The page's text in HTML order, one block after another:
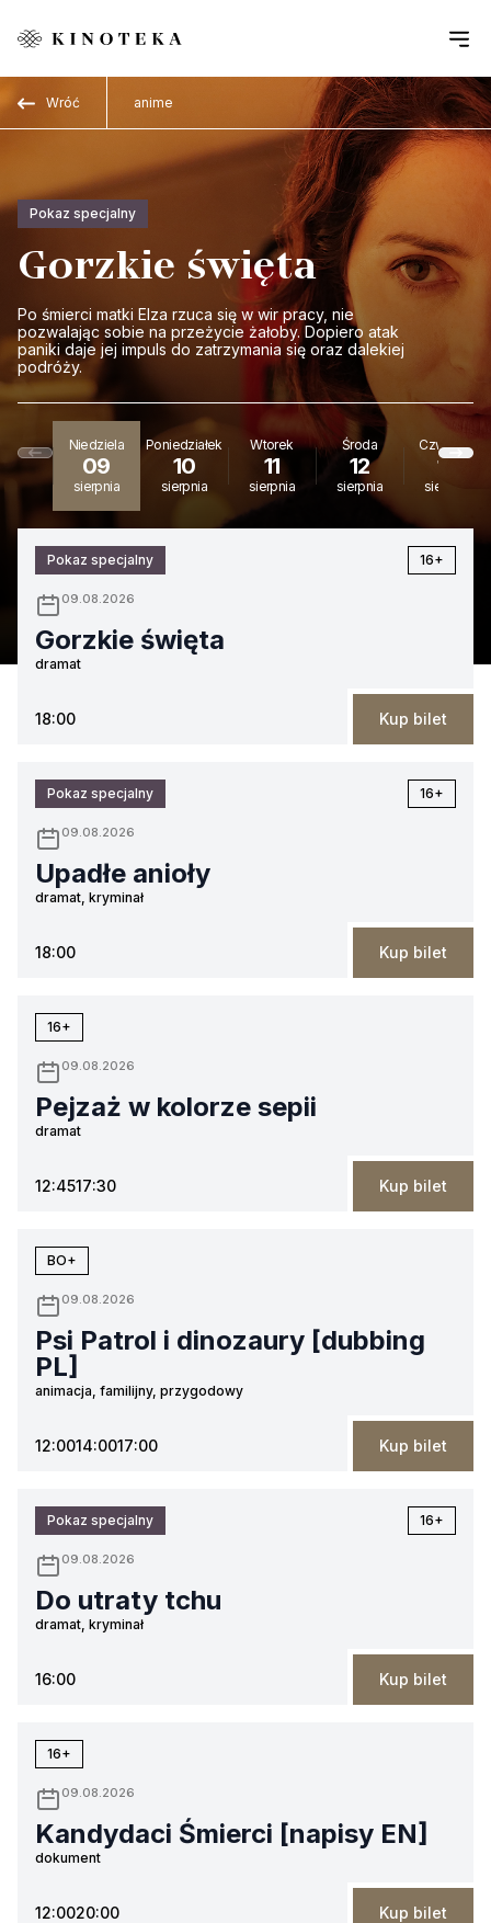
Wróć anime
Pokaz specjalny
Gorzkie święta
Po śmierci matki Elza rzuca się w wir pracy, nie
pozwalając sobie na przeżycie żałoby. Dopiero atak
paniki daje jej impuls do zatrzymania się oraz dalekiej
podróży.
Niedziela
09
sierpnia
Poniedziałek
10
sierpnia
Wtorek
11
sierpnia
Środa
12
sierpnia
Czwartek
13
sierpnia
Pokaz specjalny 16+
09.08.2026
Gorzkie święta
dramat
18:00 Kup bilet
Pokaz specjalny 16+
09.08.2026
Upadłe anioły
dramat, kryminał
18:00 Kup bilet
16+
09.08.2026
Pejzaż w kolorze sepii
dramat
12:4517:30 Kup bilet
BO+
09.08.2026
Psi Patrol i dinozaury [dubbing
PL]
animacja, familijny, przygodowy
12:0014:0017:00 Kup bilet
Pokaz specjalny 16+
09.08.2026
Do utraty tchu
dramat, kryminał
16:00 Kup bilet
16+
09.08.2026
Kandydaci Śmierci [napisy EN]
dokument
12:0020:00 Kup bilet